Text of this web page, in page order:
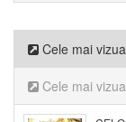
Cele mai
Cele mai